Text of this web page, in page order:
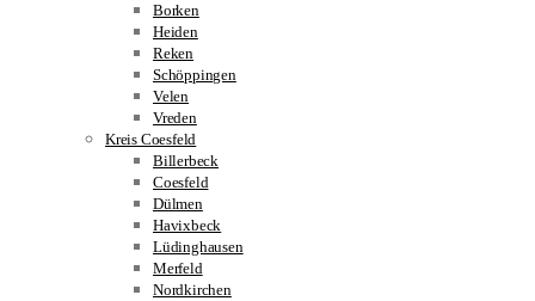
Borken
Heiden
Reken
Schöppingen
Velen
Vreden
Kreis Coesfeld
Billerbeck
Coesfeld
Dülmen
Havixbeck
Lüdinghausen
Merfeld
Nordkirchen